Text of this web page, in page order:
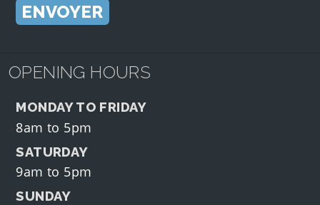
OPENING HOURS
MONDAY TO FRIDAY
8am to 5pm
SATURDAY
9am to 5pm
SUNDAY